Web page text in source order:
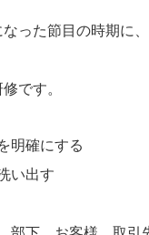
った節目の時期に
です。
明確にする
い出す